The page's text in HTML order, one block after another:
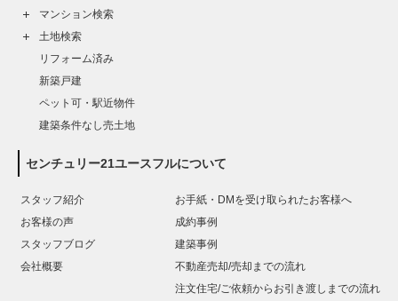
マンション検索
土地検索
リフォーム済み
新築戸建
ペット可・駅近物件
建築条件なし売土地
センチュリー21ユースフルについて
スタッフ紹介
お客様の声
スタッフブログ
会社概要
お手紙・DMを受け取られたお客様へ
成約事例
建築事例
不動産売却/売却までの流れ
注文住宅/ご依頼からお引き渡しまでの流れ